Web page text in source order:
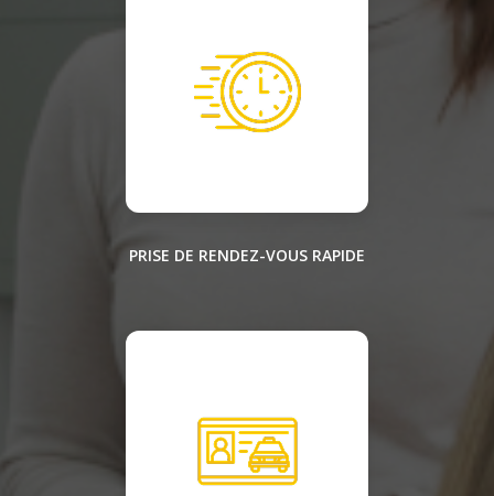
PRISE DE RENDEZ-VOUS RAPIDE